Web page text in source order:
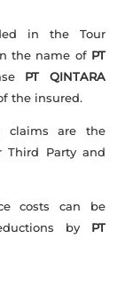
in the Tour
the name of PT
PT QINTARA
the insured.
claims are the
Third Party and
costs can be
by PT